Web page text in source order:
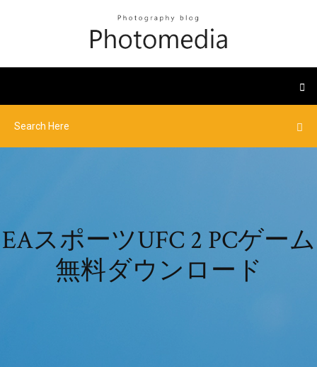
EAスポーツUFC 2 PCゲーム
無料ダウンロード